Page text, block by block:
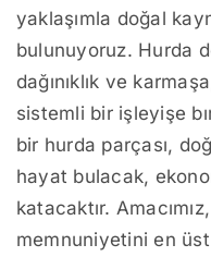
yaklaşımla doğal
bulunuyoruz. Hurda
dağınıklık ve
sistemli bir işleyişe
bir hurda parçası,
hayat bulacak,
katacaktır.
memnuniyetini en